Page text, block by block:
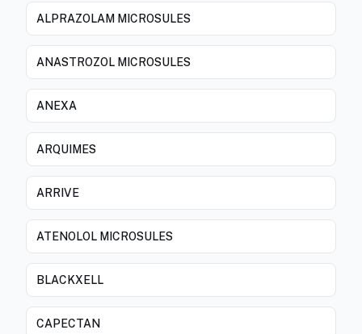
ALPRAZOLAM MICROSULES
ANASTROZOL MICROSULES
ANEXA
ARQUIMES
ARRIVE
ATENOLOL MICROSULES
BLACKXELL
CAPECTAN